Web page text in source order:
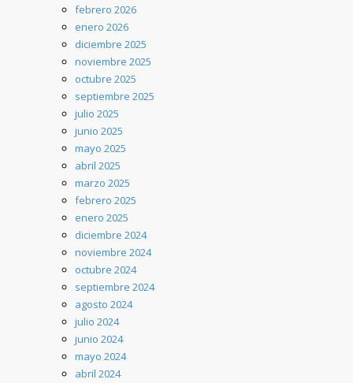
febrero 2026
enero 2026
diciembre 2025
noviembre 2025
octubre 2025
septiembre 2025
julio 2025
junio 2025
mayo 2025
abril 2025
marzo 2025
febrero 2025
enero 2025
diciembre 2024
noviembre 2024
octubre 2024
septiembre 2024
agosto 2024
julio 2024
junio 2024
mayo 2024
abril 2024